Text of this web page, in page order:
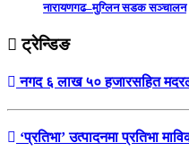
नारायणगढ–मुग्लिन सडक सञ्चालन
ट्रेन्डिङ
नगद ६ लाख ५० हजारसहित
‘प्रतिभा’ उत्पादनमा प्रतिभा